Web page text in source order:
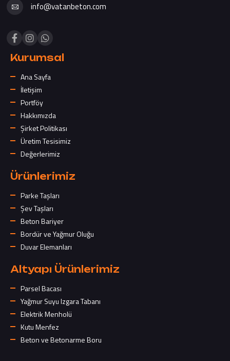
info@vatanbeton.com
Kurumsal
Ana Sayfa
İletişim
Portföy
Hakkımızda
Şirket Politikası
Üretim Tesisimiz
Değerlerimiz
Ürünlerimiz
Parke Taşları
Şev Taşları
Beton Bariyer
Bordür ve Yağmur Oluğu
Duvar Elemanları
Altyapı Ürünlerimiz
Parsel Bacası
Yağmur Suyu Izgara Tabanı
Elektrik Menholü
Kutu Menfez
Beton ve Betonarme Boru